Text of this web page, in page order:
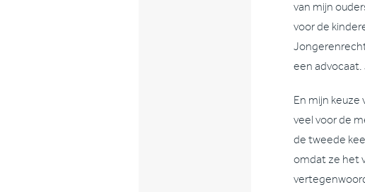
van mijn
voor de
een advocaat.
En mijn
veel voor de
de tweede
omdat ze het